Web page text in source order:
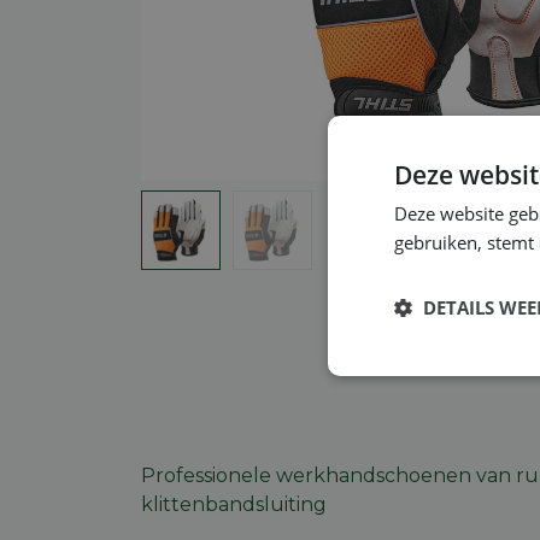
Professionele werkhandschoenen van
klittenbandsluiting
Deze
Deze website
gebruiken,
DETAILS
Strikt